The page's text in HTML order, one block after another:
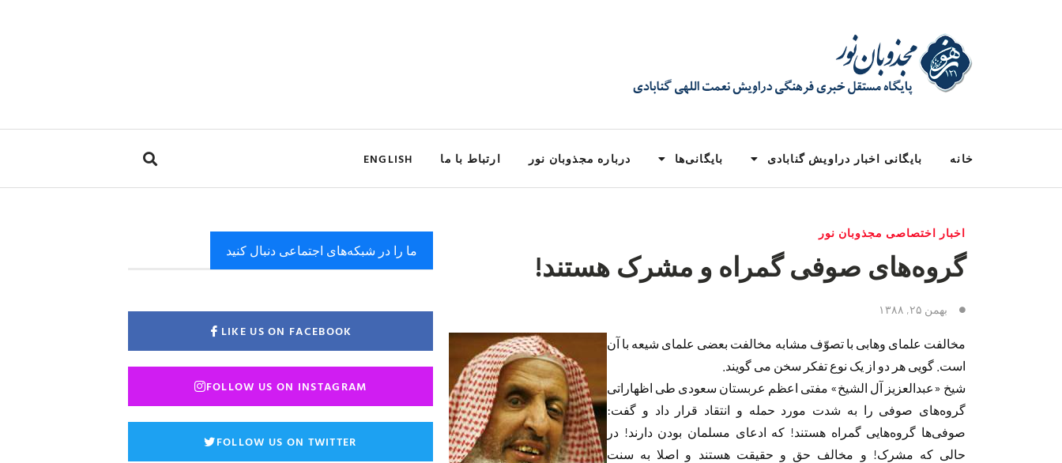
خانه بایگانی اخبار دراویش گنابادی بایگانی‌ها درباره مجذوبان نور ارتباط با ما ENGLISH
اخبار اختصاصی مجذوبان نور
گروه‌های صوفی گمراه و مشرک هستند!
بهمن ۲۵, ۱۳۸۸
مخالفت علمای وهابی با تصوّف مشابه مخالفت بعضی علمای شیعه با آن
است. گویی هر دو از یک نوع تفکر سخن می گویند.
شیخ «عبدالعزیز آل الشیخ» مفتی اعظم عربستان سعودی طی اظهاراتی
گروه‌های صوفی را به شدت مورد حمله و انتقاد قرار داد و گفت:
صوفی‌ها گروه‌هایی گمراه هستند! که ادعای مسلمان بودن دارند! در
حالی که مشرک! و مخالف حق و حقیقت هستند و اصلا به سنت
ما را در شبکه‌های اجتماعی دنبال کنید
LIKE US ON FACEBOOK
FOLLOW US ON INSTAGRAM
FOLLOW US ON TWITTER